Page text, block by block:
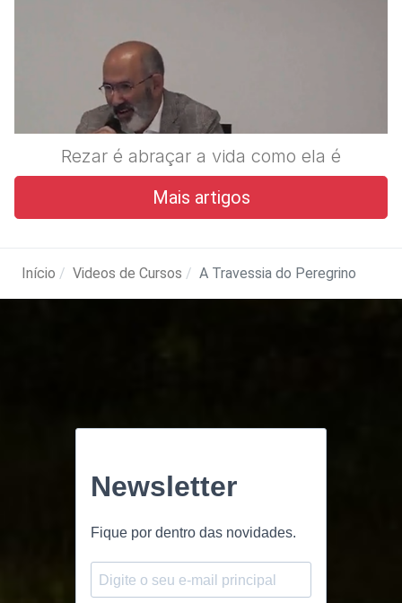
Rezar é abraçar a vida como ela é
Mais artigos
Início Videos de Cursos A Travessia do Peregrino